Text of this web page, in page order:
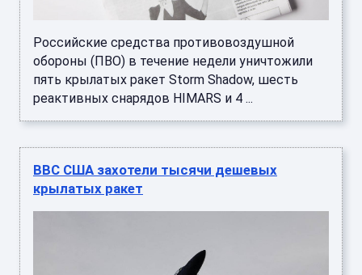
Российские средства противовоздушной
обороны (ПВО) в течение недели уничтожили
пять крылатых ракет Storm Shadow, шесть
реактивных снарядов HIMARS и 4 ...
ВВС США захотели тысячи дешевых
крылатых ракет